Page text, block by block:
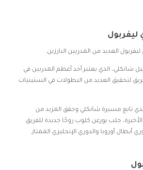
ليفربول
ليفربول العديد من المدربين البارزين.
شانكلي، الذي يعتبر أحد أعظم المدربين في
لتحقيق العديد من البطولات في الستينيات
تابع مسيرة شانكلي وحقق المزيد من
جلب يورغن كلوب روحًا جديدة للفريق
أبطال أوروبا والدوري الإنجليزي الممتاز.